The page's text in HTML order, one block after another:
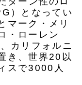
）となってい
マーク・メリ
・ローレン
カリフォルニ
き、世界20以
スで3000人